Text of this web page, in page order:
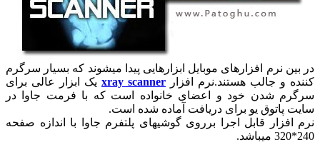
در بین نرم افزارهای موبایل ابزارهایی پیدا میشوند که بسیار سرگرم
کننده و جالب هستند.نرم افزار xray scanner یک ابزار عالی برای
سرگرم شدن خود و اعضای خانواده است که با فرمت جاوا در
سایت پاتوق یو برای دریافت آماده شده است.
نرم افزار قابل اجرا برروی گوشیهای پلتفرم جاوا با اندازه صفحه
240*320 میباشد.